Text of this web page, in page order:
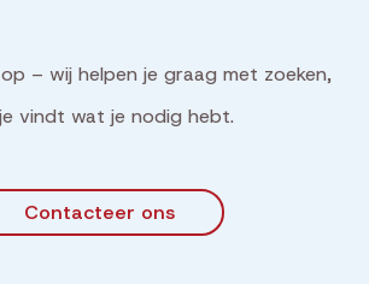
– wij helpen je graag met zoeken,
vindt wat je nodig hebt.
Contacteer ons